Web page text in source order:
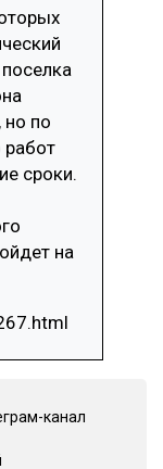
но по
сроки.
на
канал